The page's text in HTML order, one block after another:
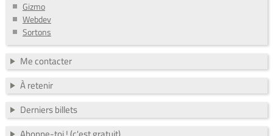
Gizmo
Webdev
Sortons
Me contacter
À retenir
Derniers billets